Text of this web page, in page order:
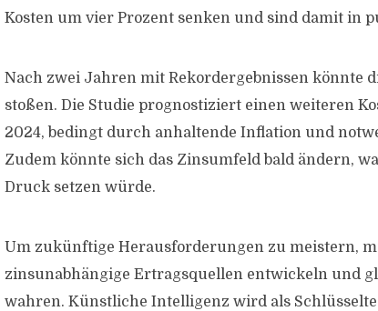
Kosten um vier Prozent senken und sind damit in
Nach zwei Jahren mit Rekordergebnissen könnte
stoßen. Die Studie prognostiziert einen weiteren
2024, bedingt durch anhaltende Inflation und
Zudem könnte sich das Zinsumfeld bald ändern,
Druck setzen würde.
Um zukünftige Herausforderungen zu meistern,
zinsunabhängige Ertragsquellen entwickeln und
wahren. Künstliche Intelligenz wird als